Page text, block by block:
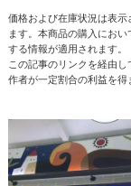
価格および在庫状況は表
ます。本商品の購入にお
する情報が適用されます。
この記事のリンクを経由
作者が一定割合の利益を得